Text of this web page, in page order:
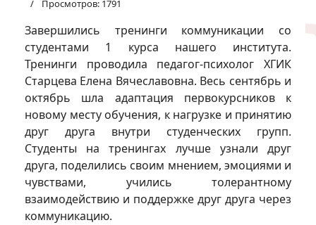
Просмотров: 1791
Завершились тренинги коммуникации со
студентами 1 курса нашего института.
Тренинги проводила педагог-психолог ХГИК
Старцева Елена Вячеславовна. Весь сентябрь и
октябрь шла адаптация первокурсников к
новому месту обучения, к нагрузке и принятию
друг друга внутри студенческих групп.
Студенты на тренингах лучше узнали друг
друга, поделились своим мнением, эмоциями и
чувствами, учились толерантному
взаимодействию и поддержке друг друга через
коммуникацию.